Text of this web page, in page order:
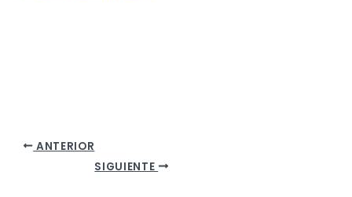
ANTERIOR
SIGUIENTE